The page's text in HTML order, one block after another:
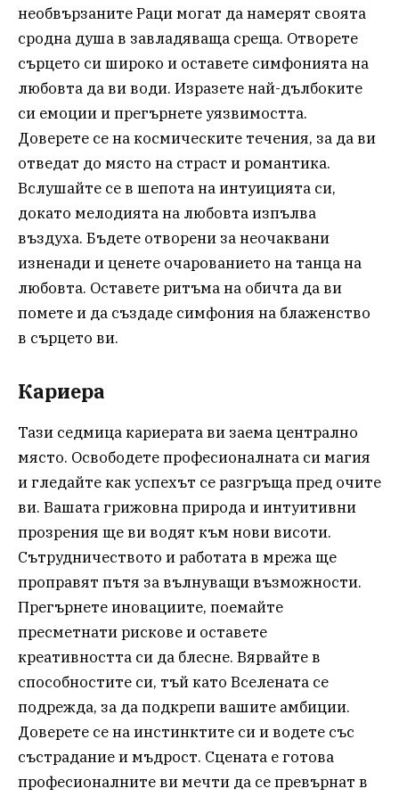
необвързаните Раци могат да намерят своята
сродна душа в завладяваща среща. Отворете
сърцето си широко и оставете симфонията на
любовта да ви води. Изразете най-дълбоките
си емоции и прегърнете уязвимостта.
Доверете се на космическите течения, за да ви
отведат до място на страст и романтика.
Вслушайте се в шепота на интуицията си,
докато мелодията на любовта изпълва
въздуха. Бъдете отворени за неочаквани
изненади и ценете очарованието на танца на
любовта. Оставете ритъма на обичта да ви
помете и да създаде симфония на блаженство
в сърцето ви.
Кариера
Тази седмица кариерата ви заема централно
място. Освободете професионалната си магия
и гледайте как успехът се разгръща пред очите
ви. Вашата грижовна природа и интуитивни
прозрения ще ви водят към нови висоти.
Сътрудничеството и работата в мрежа ще
проправят пътя за вълнуващи възможности.
Прегърнете иновациите, поемайте
пресметнати рискове и оставете
креативността си да блесне. Вярвайте в
способностите си, тъй като Вселената се
подрежда, за да подкрепи вашите амбиции.
Доверете се на инстинктите си и водете със
състрадание и мъдрост. Сцената е готова
професионалните ви мечти да се превърнат в